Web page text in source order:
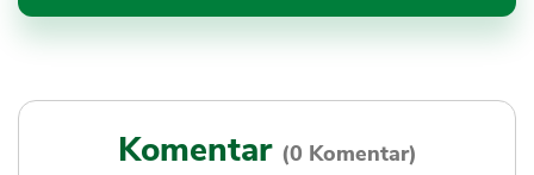
Komentar (0 Komentar)